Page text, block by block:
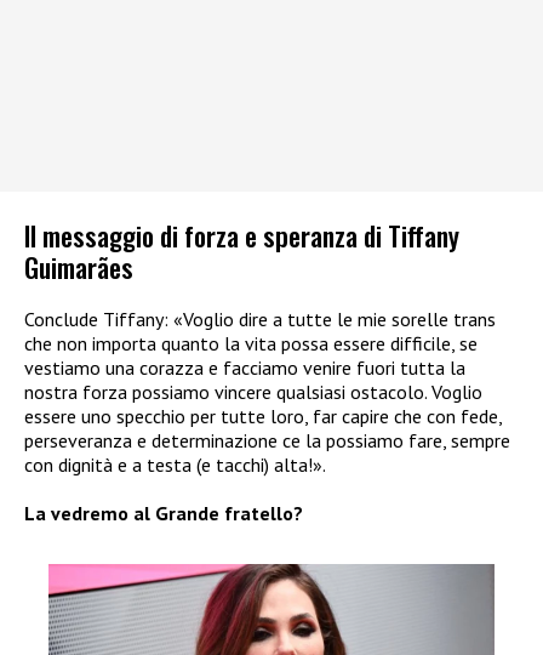
Il messaggio di forza e speranza di Tiffany
Guimarães
Conclude Tiffany: «Voglio dire a tutte le mie sorelle trans
che non importa quanto la vita possa essere difficile, se
vestiamo una corazza e facciamo venire fuori tutta la
nostra forza possiamo vincere qualsiasi ostacolo. Voglio
essere uno specchio per tutte loro, far capire che con fede,
perseveranza e determinazione ce la possiamo fare, sempre
con dignità e a testa (e tacchi) alta!».
La vedremo al Grande fratello?